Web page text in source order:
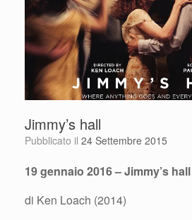
Jimmy’s hall
Pubblicato il 24 Settembre 2015
19 gennaio 2016 – Jimmy’s hall
di Ken Loach (2014)